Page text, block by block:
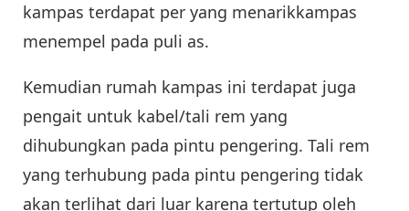
kampas terdapat per yang menarikkampas
menempel pada puli as.
Kemudian rumah kampas ini terdapat juga
pengait untuk kabel/tali rem yang
dihubungkan pada pintu pengering. Tali rem
yang terhubung pada pintu pengering tidak
akan terlihat dari luar karena tertutup oleh